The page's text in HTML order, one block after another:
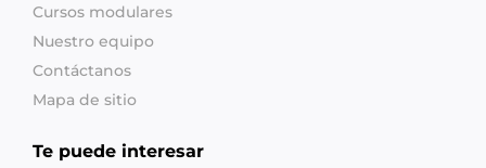
Cursos modulares
Nuestro equipo
Contáctanos
Mapa de sitio
Te puede interesar